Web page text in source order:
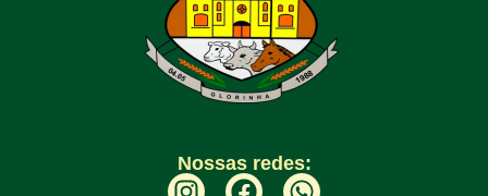
Nossas redes: